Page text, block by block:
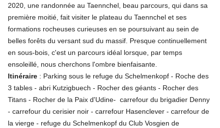
2020, une randonnée au Taennchel, beau parcours, qui dans sa
première moitié, fait visiter le plateau du Taennchel et ses
formations rocheuses curieuses en se poursuivant au sein de
belles forêts du versant sud du massif. Presque continuellement
en sous-bois, c'est un parcours idéal lorsque, par temps
ensoleillé, nous cherchons l'ombre bienfaisante.
Itinéraire : Parking sous le refuge du Schelmenkopf - Roche des
3 tables - abri Kutzigbuech - Rocher des géants - Rocher des
Titans - Rocher de la Paix d'Udine- carrefour du brigadier Denny
- carrefour du cerisier noir - carrefour Hasenclever - carrefour de
la vierge - refuge du Schelmenkopf du Club Vosgien de